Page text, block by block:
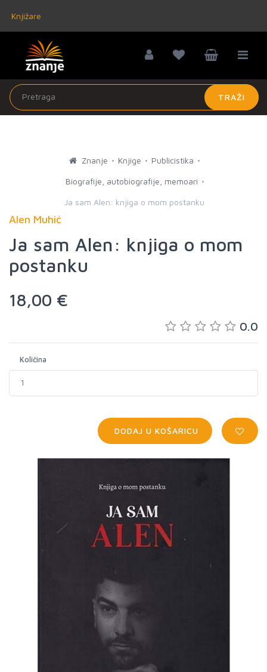
Knjižare
TRAŽI
Znanje Knjige Publicistika
Biografije, autobiografije, memoari
Ja sam Alen: knjiga o mom postanku
Alen Muhić
Ja sam Alen: knjiga o mom
postanku
18,00 €
0.0
Količina
DODAJ U KOŠARICU